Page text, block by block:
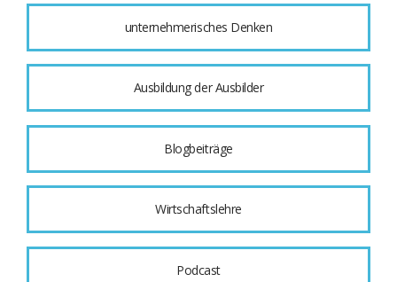
unternehmerisches Denken
Ausbildung der Ausbilder
Blogbeiträge
Wirtschaftslehre
Podcast